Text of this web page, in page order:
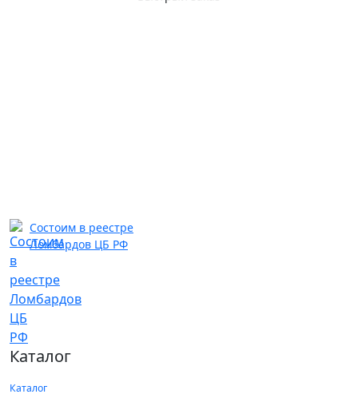
Состоим в реестре
Ломбардов ЦБ РФ
Каталог
Каталог